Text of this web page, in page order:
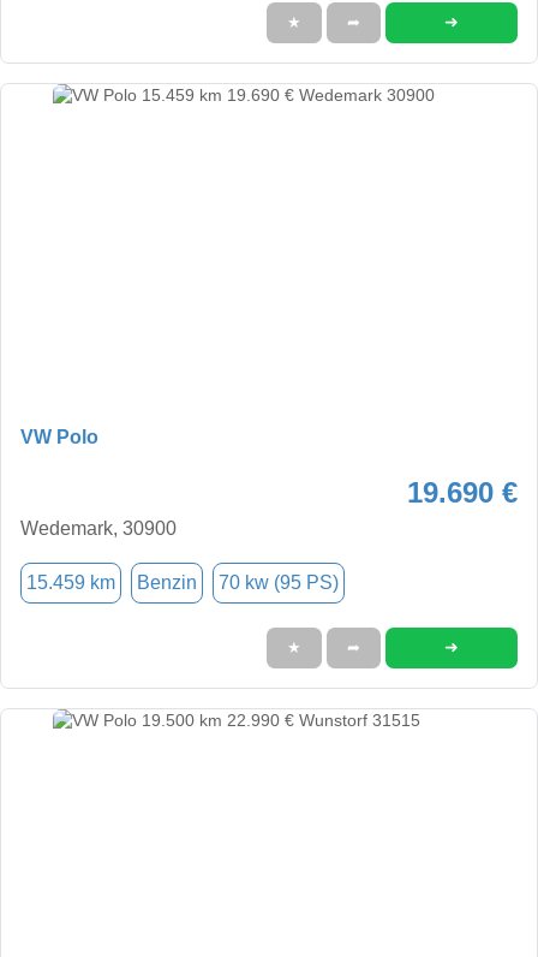
★ ➦ ➜
VW Polo
19.690 €
Wedemark, 30900
15.459 km Benzin 70 kw (95 PS)
★ ➦ ➜